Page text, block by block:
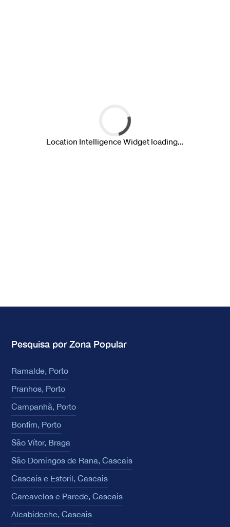
Pesquisa por Zona Popular
Ramalde, Porto
Pranhos, Porto
Campanhã, Porto
Bonfim, Porto
São Vítor, Braga
São Domingos de Rana, Cascais
Cascais e Estoril, Cascais
Carcavelos e Parede, Cascais
Alcabideche, Cascais